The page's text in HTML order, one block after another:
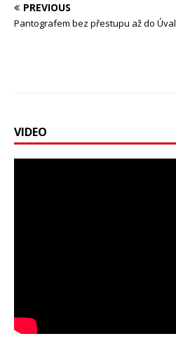
PREVIOUS
Pantografem bez přestupu až do Úval
VIDEO